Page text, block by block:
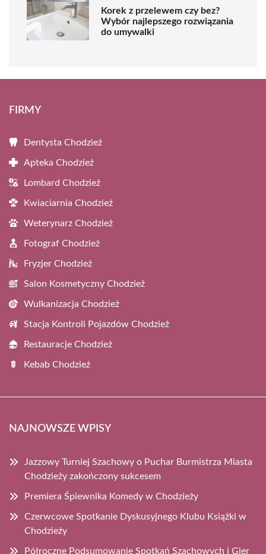
Korek z przelewem czy bez?
Wybór najlepszego rozwiązania
do umywalki
FIRMY
Dentysta Chodzież
Apteka Chodzież
Lombard Chodzież
Kwiaciarnia Chodzież
Weterynarz Chodzież
Fotograf Chodzież
Fryzjer Chodzież
Salon Kosmetyczny Chodzież
Wulkanizacja Chodzież
Stacja Kontroli Pojazdów Chodzież
Restauracje Chodzież
Kebab Chodzież
NAJNOWSZE WPISY
Jazzowy Turniej Szachowy o Puchar Burmistrza Miasta
Chodzieży zakończony sukcesem
Premiera Śpiewnika Komedy w Chodzieży
Czerwcowe Spotkanie Dyskusyjnego Klubu Książki w
Chodzieży
Półroczne Podsumowanie Spotkań Szachowych i Gier